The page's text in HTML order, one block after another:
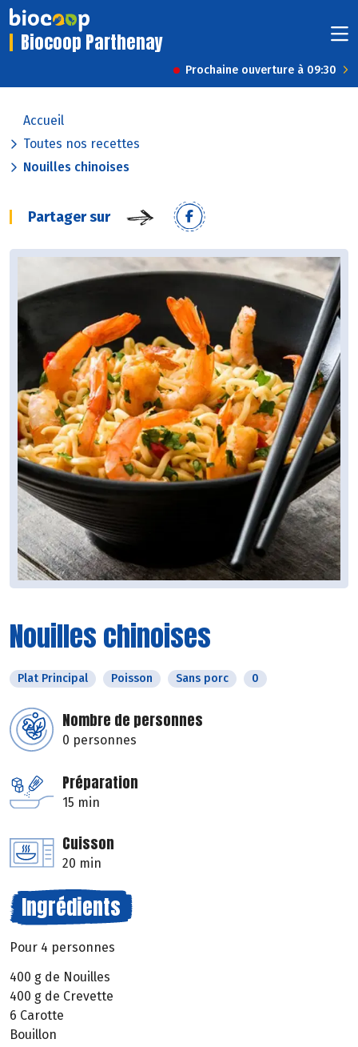
Biocoop Parthenay
Prochaine ouverture à 09:30
Accueil
Toutes nos recettes
Nouilles chinoises
Partager sur
Nouilles chinoises
Plat Principal Poisson Sans porc 0
Nombre de personnes
0 personnes
Préparation
15 min
Cuisson
20 min
Ingrédients
Pour 4 personnes
400 g de Nouilles
400 g de Crevette
6 Carotte
Bouillon